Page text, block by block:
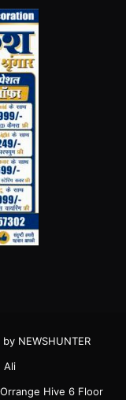
NEWSHUNTER
Ali
Hive 6 Floor